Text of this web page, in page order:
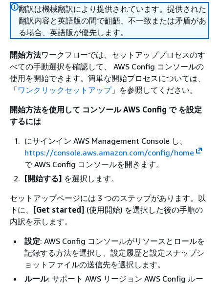
翻訳は機械翻訳により提供されています。提供された
翻訳内容と英語版の間で齟齬、不一致または矛盾があ
る場合、英語版が優先します。
開始方法ワークフローでは、セットアッププロセスのす
べての手動選択を確認して、 AWS Config コンソールの
使用を開始できます。簡単な開始プロセスについては、
「ワンクリックセットアップ」を参照してください。
開始方法を使用して コンソール AWS Config で を設定
するには
にサインイン AWS Management Console し、
https://console.aws.amazon.com/config/home
で AWS Config コンソールを開きます。
[開始する] を選択します。
セットアップページには 3 つのステップがあります。以
下に、
[Get started] (使用開始) を選択した後の手順の
内訳を示します。
設定: AWS Config コンソールがリソースとロールを
記録する方法を選択し、設定履歴と設定スナップシ
ョットファイルの送信先を選択します。
ルール: サポート AWS リージョン AWS Config ルー